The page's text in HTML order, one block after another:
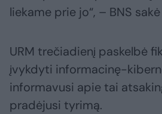
liekame prie jo“, – BNS
URM trečiadienį paskelbė
įvykdyti informacinę-
informavusi apie tai
pradėjusi tyrimą.